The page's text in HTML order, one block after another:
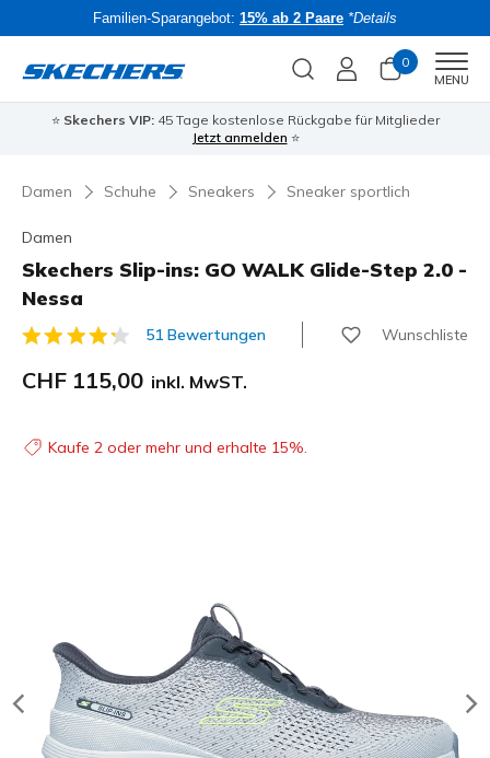
Familien-Sparangebot: 15% ab 2 Paare *Details
0
MENU
⭐ Skechers VIP:45 Tage kostenlose Rückgabe für Mitglieder
Jetzt anmelden ⭐
Damen Schuhe Sneakers Sneaker sportlich
Damen
Skechers Slip-ins: GO WALK Glide-Step 2.0 -
Nessa
3.3 von 5 Kundenbewertungen
51 Bewertungen Wunschliste
CHF 115,00 inkl. MwST.
Kaufe 2 oder mehr und erhalte 15%.